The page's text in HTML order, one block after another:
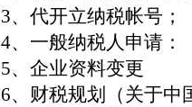
3、代开立纳税帐号；
4、一般纳税人申请：
5、企业资料变更
6、财税规划（关于中